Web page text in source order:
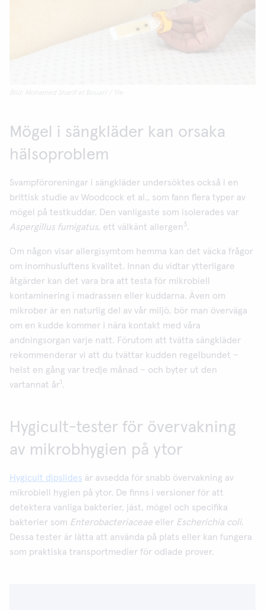
Mögel i sängkläder kan orsaka
hälsoproblem
Svampföroreningar i sängkläder undersöktes också i en
brittisk studie av Woodcock et al., som fann flera typer av
mögel på testkuddar. Den vanligaste som isolerades var
Aspergillus fumigatus, ett välkänt allergen3.
Om någon visar allergisymtom hemma kan det väcka frågor
om inomhusluftens kvalitet. Innan du vidtar ytterligare
åtgärder kan det vara bra att testa för mikrobiell
kontaminering i madrassen eller kuddarna. Även om
mikrober är en naturlig del av vår miljö, bör man överväga
om en kudde kommer i nära kontakt med våra
andningsorgan varje natt. Förutom att tvätta sängkläder
rekommenderar vi att du tvättar kudden regelbundet –
helst en gång var tredje månad – och byter ut den
vartannat år1 .
Hygicult-tester för övervakning
av mikrobhygien på ytor
Hygicult dipslides är avsedda för snabb övervakning av
mikrobiell hygien på ytor. De finns i versioner för att
detektera vanliga bakterier, jäst, mögel och specifika
bakterier som Enterobacteriaceae eller Escherichia coli.
Dessa tester är lätta att använda på plats eller kan fungera
som praktiska transportmedier för odlade prover.